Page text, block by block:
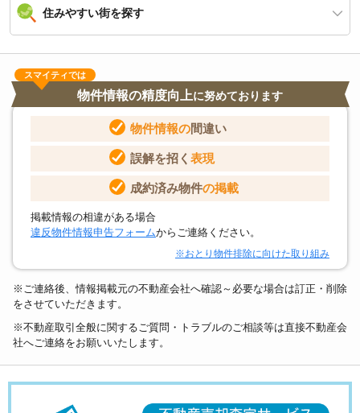
住みやすい街を探す
スマイティでは
物件情報の精度向上に努めております
物件情報の間違い
誤解を招く 表現
成約済み物件の掲載
掲載情報の相違がある場合
違反物件情報申告フォームからご連絡ください。
※おとり物件排除に向けた取り組み
※ご連絡後、情報掲載元の不動産会社へ確認～必要な場合は訂正・削除
をさせていただきます。
※不動産取引全般に関するご質問・トラブルのご相談等は直接不動産会
社へご連絡をお願いいたします。